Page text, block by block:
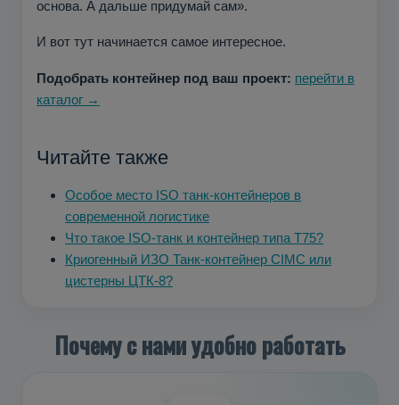
основа. А дальше придумай сам».
И вот тут начинается самое интересное.
Подобрать контейнер под ваш проект: перейти в
каталог →
Читайте также
Особое место ISO танк-контейнеров в
современной логистике
Что такое ISO-танк и контейнер типа T75?
Криогенный ИЗО Танк-контейнер CIMC или
цистерны ЦТК-8?
Почему с нами удобно работать